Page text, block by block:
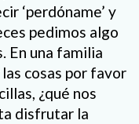
‘perdóname’ y
pedimos algo
En una familia
cosas por favor
¿qué nos
disfrutar la